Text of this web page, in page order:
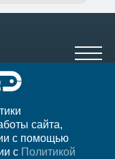
сайта,
с помощью
с Политикой